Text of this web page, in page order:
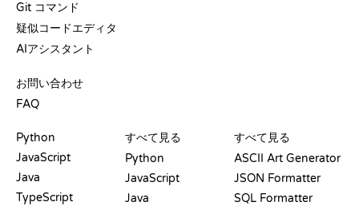
Git コマンド
疑似コードエディタ
AIアシスタント
お問い合わせ
FAQ
Python
JavaScript
Java
TypeScript
すべて見る
Python
JavaScript
Java
すべて見る
ASCII Art Generator
JSON Formatter
SQL Formatter